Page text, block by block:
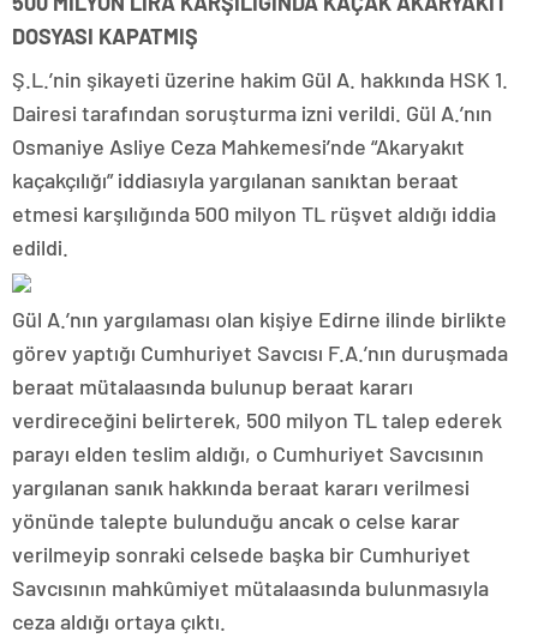
DOSYASI KAPATMIŞ
Ş.L.’nin şikayeti üzerine hakim Gül A. hakkında HSK 1.
Dairesi tarafından soruşturma izni verildi. Gül A.’nın
Osmaniye Asliye Ceza Mahkemesi’nde “Akaryakıt
kaçakçılığı” iddiasıyla yargılanan sanıktan beraat
etmesi karşılığında 500 milyon TL rüşvet aldığı iddia
edildi.
Gül A.’nın yargılaması olan kişiye Edirne ilinde birlikte
görev yaptığı Cumhuriyet Savcısı F.A.’nın duruşmada
beraat mütalaasında bulunup beraat kararı
verdireceğini belirterek, 500 milyon TL talep ederek
parayı elden teslim aldığı, o Cumhuriyet Savcısının
yargılanan sanık hakkında beraat kararı verilmesi
yönünde talepte bulunduğu ancak o celse karar
verilmeyip sonraki celsede başka bir Cumhuriyet
Savcısının mahkûmiyet mütalaasında bulunmasıyla
ceza aldığı ortaya çıktı.